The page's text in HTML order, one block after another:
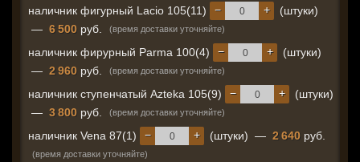
наличник фигурный Lacio 105(11) +
−
(штуки)
— 6 500 руб. (время доставки уточняйте)
наличник фирурный Parma 100(4) +
−
(штуки)
— 2 960 руб. (время доставки уточняйте)
наличник ступенчатый Azteka 105(9) +
−
(штуки)
— 3 800 руб. (время доставки уточняйте)
наличник Vena 87(1) +
− (штуки) — 2 640 руб.
(время доставки уточняйте)